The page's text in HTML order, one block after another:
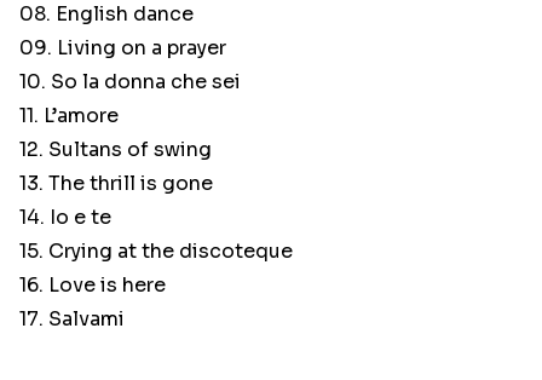
08. English dance
09. Living on a prayer
10. So la donna che sei
11. L’amore
12. Sultans of swing
13. The thrill is gone
14. Io e te
15. Crying at the discoteque
16. Love is here
17. Salvami